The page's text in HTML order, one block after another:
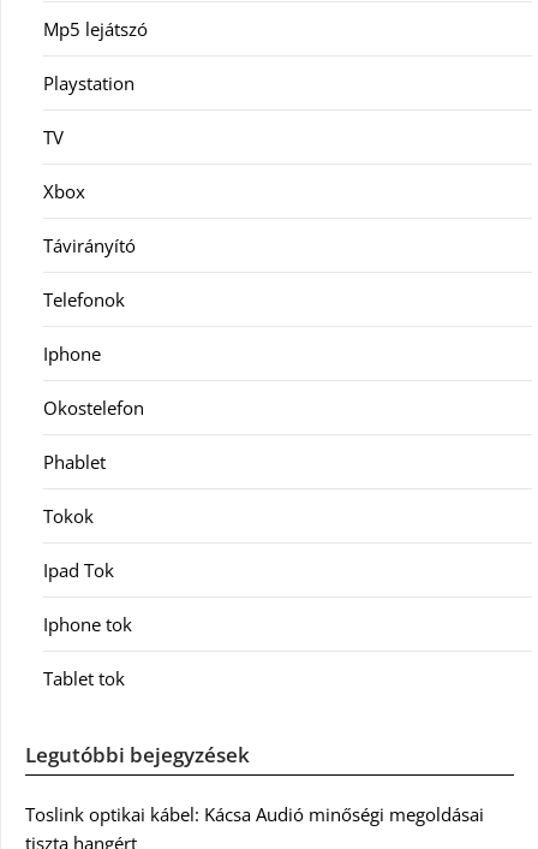
Mp5 lejátszó
Playstation
TV
Xbox
Távirányító
Telefonok
Iphone
Okostelefon
Phablet
Tokok
Ipad Tok
Iphone tok
Tablet tok
Legutóbbi bejegyzések
Toslink optikai kábel: Kácsa Audió minőségi megoldásai
tiszta hangért